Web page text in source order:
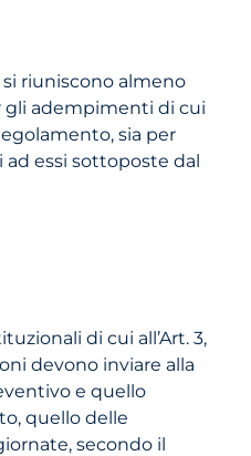
riuniscono almeno
gli adempimenti di cui
sia per
essi sottoposte dal
di cui all’Art. 3,
devono inviare alla
e quello
quello delle
secondo il